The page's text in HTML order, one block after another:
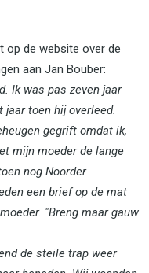
op de website over de
aan Jan Bouber:
Ik was pas zeven jaar
toen hij overleed.
gegrift omdat ik,
mijn moeder de lange
nog Noorder
een brief op de mat
"Breng maar gauw
de steile trap weer